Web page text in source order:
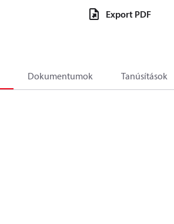
Export PDF
Dokumentumok Tanúsítások